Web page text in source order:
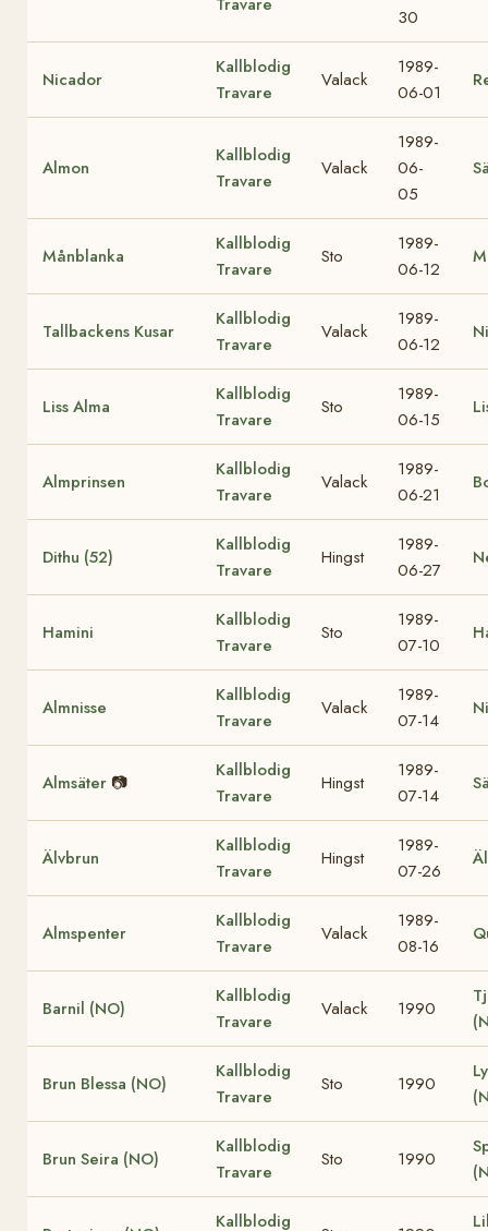
30
Nicador
Kallblodig
Travare
Valack
1989-
06-01
Almon
Kallblodig
Travare
Valack
1989-
06-
05
Månblanka
Kallblodig
Travare
Sto
1989-
06-12
Tallbackens Kusar
Kallblodig
Travare
Valack
1989-
06-12
Liss Alma
Kallblodig
Travare
Sto
1989-
06-15
Almprinsen
Kallblodig
Travare
Valack
1989-
06-21
Dithu (52)
Kallblodig
Travare
Hingst
1989-
06-27
Hamini
Kallblodig
Travare
Sto
1989-
07-10
Almnisse
Kallblodig
Travare
Valack
1989-
07-14
Almsäter 📷
Kallblodig
Travare
Hingst
1989-
07-14
Älvbrun
Kallblodig
Travare
Hingst
1989-
07-26
Almspenter
Kallblodig
Travare
Valack
1989-
08-16
Barnil (NO)
Kallblodig
Travare
Valack 1990
Brun Blessa (NO)
Kallblodig
Travare
Sto 1990
Brun Seira (NO)
Kallblodig
Travare
Sto 1990
Kallblodig